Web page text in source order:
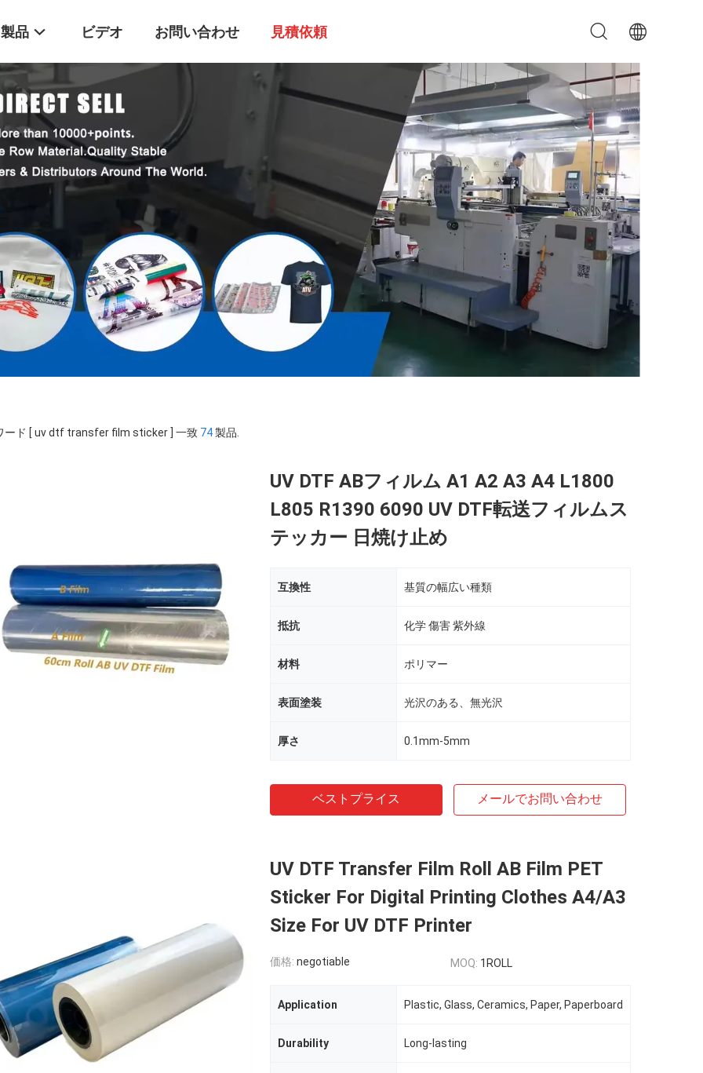
製品 ビデオ お問い合わせ 見積依頼
ード [ uv dtf transfer film sticker ] 一致 74製品.
UV DTF ABフィルム A1 A2 A3 A4 L1800
L805 R1390 6090 UV DTF転送フィルムス
テッカー 日焼け止め
互換性 基質の幅広い種類
抵抗 化学 傷害 紫外線
材料 ポリマー
表面塗装 光沢のある、無光沢
厚さ 0.1mm-5mm
ベストプライス メールでお問い合わせ
UV DTF Transfer Film Roll AB Film PET
Sticker For Digital Printing Clothes A4/A3
Size For UV DTF Printer
価格: negotiable MOQ: 1ROLL
Application Plastic, Glass, Ceramics, Paper, Paperboard
Durability Long-lasting